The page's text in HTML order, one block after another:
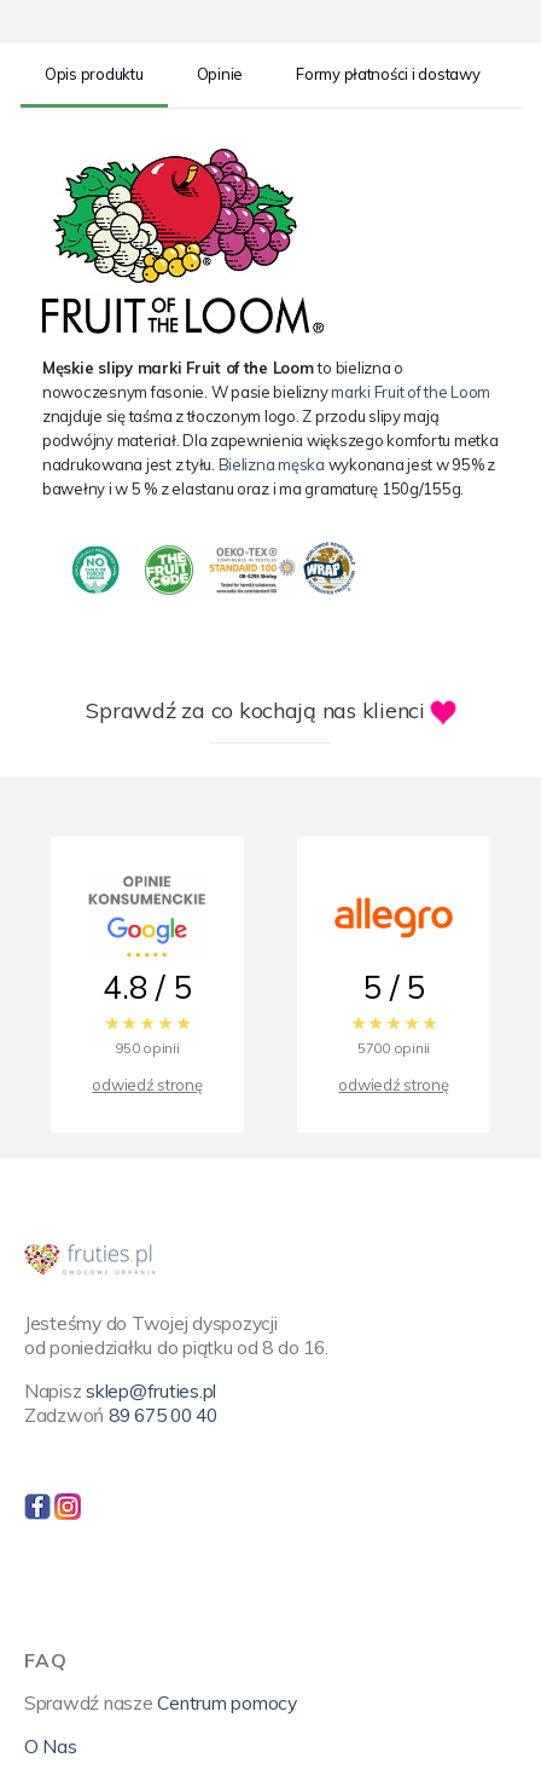
Opis produktu Opinie Formy płatności i dostawy
Męskie slipy marki Fruit of the Loomto bielizna o
nowoczesnym fasonie. W pasie bieliznymarki Fruit of the Loom
znajduje się taśma z tłoczonym logo. Z przodu slipy mają
podwójny materiał. Dla zapewnienia większego komfortu metka
nadrukowana jest z tyłu. Bielizna męska wykonana jest w 95% z
bawełny i w 5 % z elastanu oraz i ma gramaturę 150g/155g.
Sprawdź za co kochają nas klienci
4.8 / 5
950 opinii
odwiedź stronę
5 / 5
5700 opinii
odwiedź stronę
Jesteśmy do Twojej dyspozycji
od poniedziałku do piątku od 8 do 16.
Napiszsklep@fruties.pl
Zadzwoń 89 675 00 40
FAQ
Sprawdź naszeCentrum pomocy
O Nas